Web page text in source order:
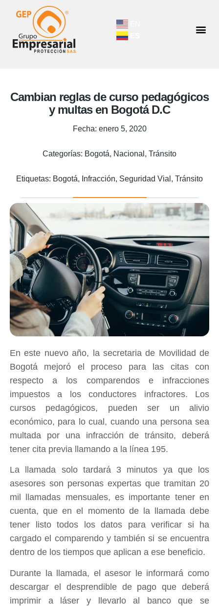
Cambian reglas de curso pedagógicos
y multas en Bogotá D.C
Fecha: enero 5, 2020
Categorías: Bogotá, Nacional , Tránsito
Etiquetas: Bogotá, Infracción, Seguridad Vial , Tránsito
En este nuevo año, la secretaria de Movilidad de
Bogotá mejoró el proceso para las citas con
respecto a los comparendos e infracciones
impuestos a los conductores infractores. Los
cursos pedagógicos, pueden ser un alivio
económico, para lo cual, cuando una persona sea
multada por una infracción de tránsito, deberá
tener cita previa llamando a la línea 195.
La llamada solo tardará 3 minutos ya que los
asesores son personas expertas que tramitan 20
mil llamadas mensuales, es importante tener en
cuenta, que en el momento de la llamada debe
tener listo todos los datos para verificar si ha
cargado el comparendo y también si se encuentra
dentro de los tiempos que aplican a ese beneficio.
Durante la llamada, el asesor le informará como
descargar el desprendible de pago que deberá
imprimir a láser y llevarlo al banco que se